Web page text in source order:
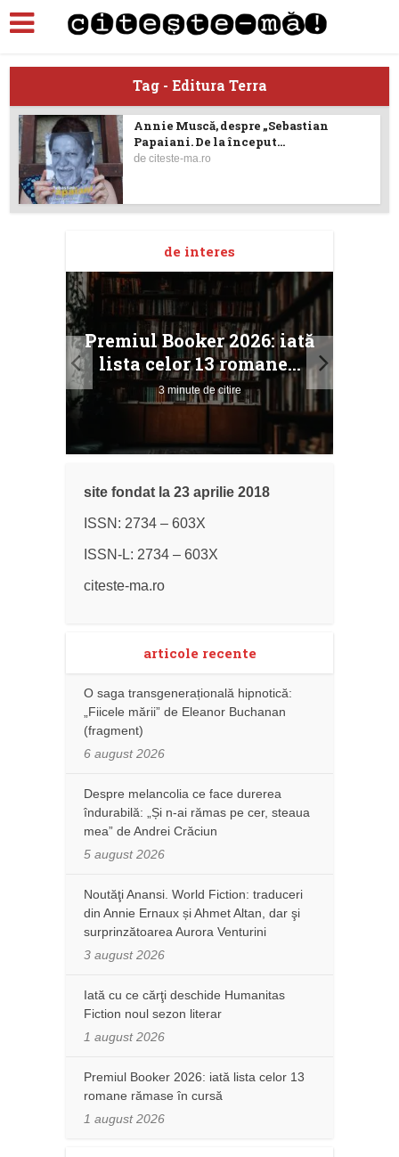
Tag - Editura Terra
Annie Muscă, despre „Sebastian
Papaiani. De la început...
deciteste-ma.ro
de interes
Premiul Booker 2026: iată
lista celor 13 romane...
3 minute de citire
site fondat la 23 aprilie 2018
ISSN: 2734 – 603X
ISSN-L: 2734 – 603X
citeste-ma.ro
articole recente
O saga transgenerațională hipnotică:
„Fiicele mării” de Eleanor Buchanan
(fragment)
6 august 2026
Despre melancolia ce face durerea
îndurabilă: „Și n-ai rămas pe cer, steaua
mea” de Andrei Crăciun
5 august 2026
Noutăţi Anansi. World Fiction: traduceri
din Annie Ernaux și Ahmet Altan, dar şi
surprinzătoarea Aurora Venturini
3 august 2026
Iată cu ce cărţi deschide Humanitas
Fiction noul sezon literar
1 august 2026
Premiul Booker 2026: iată lista celor 13
romane rămase în cursă
1 august 2026